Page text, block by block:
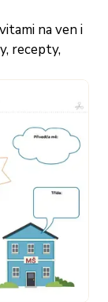
na ven i
recepty,